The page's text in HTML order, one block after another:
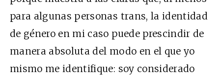
para algunas personas trans, la identidad
de género en mi caso puede prescindir de
manera absoluta del modo en el que yo
mismo me identifique: soy considerado